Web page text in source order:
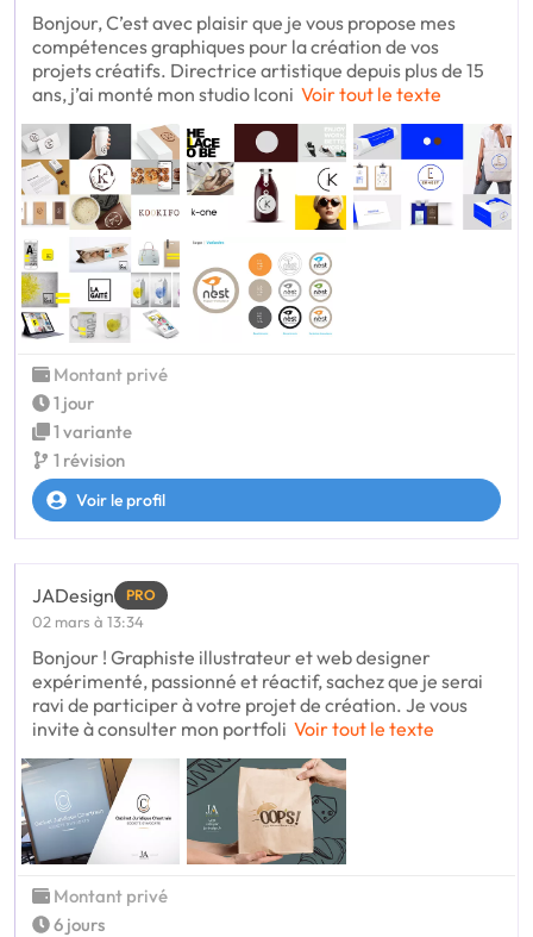
Bonjour, C’est avec plaisir que je vous propose mes
compétences graphiques pour la création de vos
projets créatifs. Directrice artistique depuis plus de 15
ans, j’ai monté mon studio Iconi Voir tout le texte
Montant privé
1 jour
1 variante
1 révision
Voir le profil
JADesign PRO
02 mars à 13:34
Bonjour ! Graphiste illustrateur et web designer
expérimenté, passionné et réactif, sachez que je serai
ravi de participer à votre projet de création. Je vous
invite à consulter mon portfoli Voir tout le texte
Montant privé
6 jours